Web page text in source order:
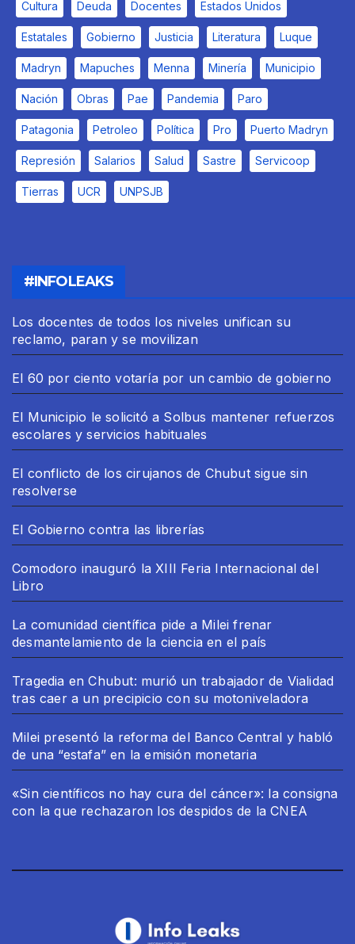
Cultura Deuda Docentes Estados Unidos
Estatales Gobierno Justicia Literatura Luque
Madryn Mapuches Menna Minería Municipio
Nación Obras Pae Pandemia Paro
Patagonia Petroleo Política Pro Puerto Madryn
Represión Salarios Salud Sastre Servicoop
Tierras UCR UNPSJB
#INFOLEAKS
Los docentes de todos los niveles unifican su
reclamo, paran y se movilizan
El 60 por ciento votaría por un cambio de gobierno
El Municipio le solicitó a Solbus mantener refuerzos
escolares y servicios habituales
El conflicto de los cirujanos de Chubut sigue sin
resolverse
El Gobierno contra las librerías
Comodoro inauguró la XIII Feria Internacional del
Libro
La comunidad científica pide a Milei frenar
desmantelamiento de la ciencia en el país
Tragedia en Chubut: murió un trabajador de Vialidad
tras caer a un precipicio con su motoniveladora
Milei presentó la reforma del Banco Central y habló
de una “estafa” en la emisión monetaria
«Sin científicos no hay cura del cáncer»: la consigna
con la que rechazaron los despidos de la CNEA